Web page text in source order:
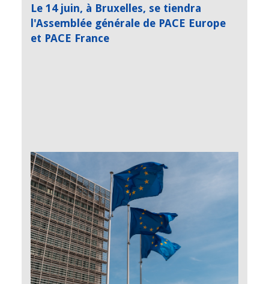
Le 14 juin, à Bruxelles, se tiendra
l'Assemblée générale de PACE Europe
et PACE France